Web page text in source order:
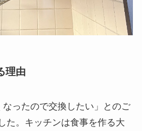
理由
ったので交換したい」とのご
た。キッチンは食事を作る大